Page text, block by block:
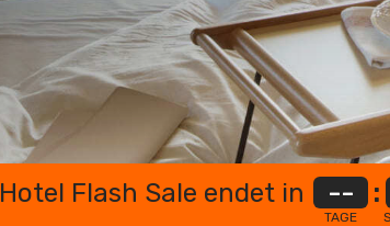
Hotel Flash Sale endet in --
TAGE
: